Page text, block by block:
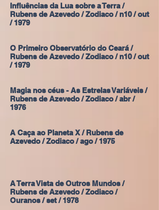
Influências da Lua sobre a Terra /
Rubens de Azevedo / Zodiaco / n10 / out
/ 1979
O Primeiro Observatório do Ceará /
Rubens de Azevedo / Zodiaco / n10 / out
/ 1979
Magia nos céus - As Estrelas Variáveis /
Rubens de Azevedo / Zodiaco / abr /
1976
A Caça ao Planeta X / Rubens de
Azevedo / Zodiaco / ago / 1975
A Terra Vista de Outros Mundos /
Rubens de Azevedo / Zodiaco /
Ouranos / set / 1978